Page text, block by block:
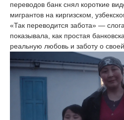
переводов банк снял короткие
мигрантов на киргизском,
«Так переводится забота» —
показывала, как простая
реальную любовь и заботу о